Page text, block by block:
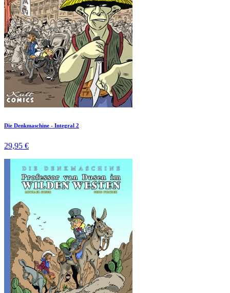
Die Denkmaschine - Integral 2
29,95 €